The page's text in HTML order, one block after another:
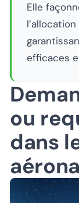
Elle
efficaces
ou
dans